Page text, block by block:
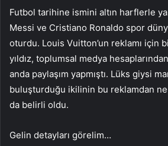
Futbol tarihine ismini altın harflerle
Messi ve Cristiano Ronaldo spor
oturdu. Louis Vuitton’un reklamı için
yıldız, toplumsal medya
anda paylaşım yapmıştı. Lüks giysi
buluşturduğu ikilinin bu reklamdan ne
da belirli oldu.
Gelin detayları görelim…